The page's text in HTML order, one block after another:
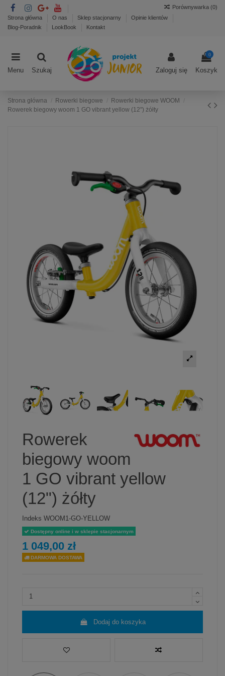
Strona główna O nas Sklep stacjonarny
Opinie klientów
Blog-Poradnik
LookBook Kontakt
Porównywarka (0)
Menu Szukaj Zaloguj się
0
Koszyk
Strona główna Rowerki biegowe
Rowerki biegowe WOOM
Rowerek biegowy woom 1 GO vibrant yellow (12") żółty
Rowerek
biegowy woom
1 GO vibrant yellow
(12") żółty
Indeks WOOM1-GO-YELLOW
Dostępny online i w sklepie stacjonarnym
1 049,00 zł
DARMOWA DOSTAWA
Dodaj do koszyka